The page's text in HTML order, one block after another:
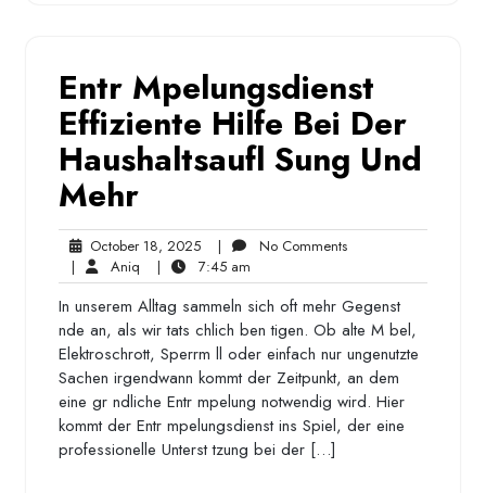
Entr Mpelungsdienst
Effiziente Hilfe Bei Der
Haushaltsaufl Sung Und
Mehr
October 18, 2025October
18,
2025
| No CommentsNo
| Aniq Aniq| 7:45 am
am
In unserem Alltag sammeln sich oft mehr Gegenst
nde an, als wir tats chlich ben tigen. Ob alte M bel,
Elektroschrott, Sperrm ll oder einfach nur ungenutzte
Sachen irgendwann kommt der Zeitpunkt, an dem
eine gr ndliche Entr mpelung notwendig wird. Hier
kommt der Entr mpelungsdienst ins Spiel, der eine
professionelle Unterst tzung bei der […]